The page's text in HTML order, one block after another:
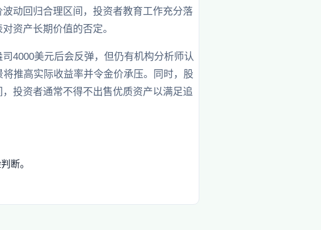
动回归合理区间，投资者教育工作充分落
资产长期价值的否定。
4000美元后会反弹，但仍有机构分析师认
推高实际收益率并令金价承压。同时，股
投资者通常不得不出售优质资产以满足追
断。